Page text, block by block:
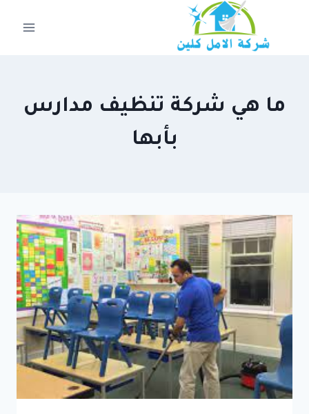
ما هي شركة تنظيف مدارس
بأبها